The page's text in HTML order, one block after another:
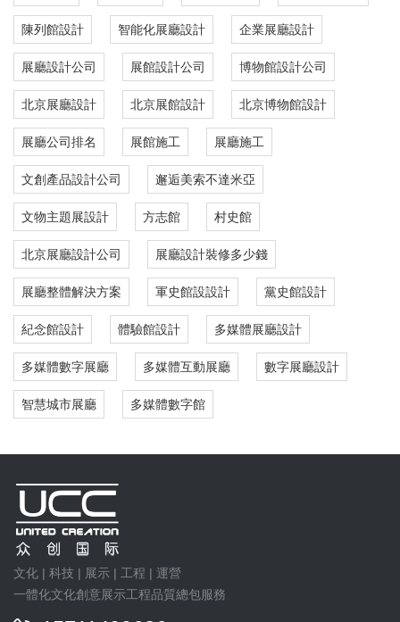
陳列館設計 智能化展廳設計 企業展廳設計
展廳設計公司 展館設計公司 博物館設計公司
北京展廳設計 北京展館設計 北京博物館設計
展廳公司排名 展館施工 展廳施工
文創產品設計公司 邂逅美索不達米亞
文物主題展設計 方志館 村史館
北京展廳設計公司 展廳設計裝修多少錢
展廳整體解決方案 軍史館設設計 黨史館設計
紀念館設計 體驗館設計 多媒體展廳設計
多媒體數字展廳 多媒體互動展廳 數字展廳設計
智慧城市展廳 多媒體數字館
文化 | 科技 | 展示 | 工程 | 運營
一體化文化創意展示工程品質總包服務